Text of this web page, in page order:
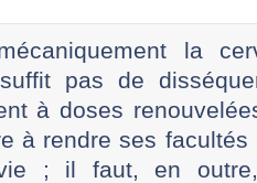
la
pas de
à doses
à rendre ses facultés
; il faut, en